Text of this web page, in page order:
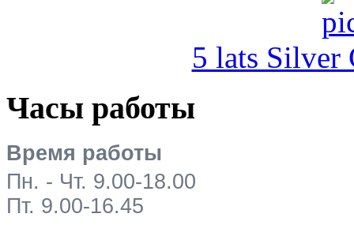
5 lats Silver
Часы работы
Время работы
Пн. - Чт. 9.00-18.00
Пт. 9.00-16.45